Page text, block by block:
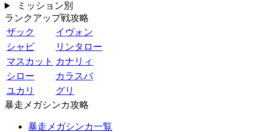
ミッション別
ランクアップ戦攻略
ザック
イヴォン
シャビ
リンタロー
マスカット カナリィ
シロー
カラスバ
ユカリ
グリ
暴走メガシンカ攻略
暴走メガシンカ一覧